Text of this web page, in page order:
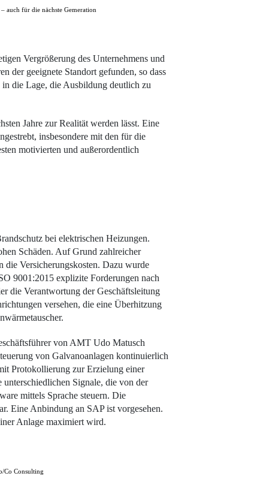
auch für die nächste Gemeration
Vergrößerung des Unternehmens und
der geeignete Standort gefunden, so dass
in die Lage, die Ausbildung deutlich zu
Jahre zur Realität werden lässt. Eine
insbesondere mit den für die
motivierten und außerordentlich
bei elektrischen Heizungen.
Schäden. Auf Grund zahlreicher
die Versicherungskosten. Dazu wurde
9001:2015 explizite Forderungen nach
die Verantwortung der Geschäftsleitung
versehen, die eine Überhitzung
von AMT Udo Matusch
von Galvanoanlagen kontinuierlich
Protokollierung zur Erzielung einer
Signale, die von der
mittels Sprache steuern. Die
Eine Anbindung an SAP ist vorgesehen.
Anlage maximiert wird.
Co Consulting